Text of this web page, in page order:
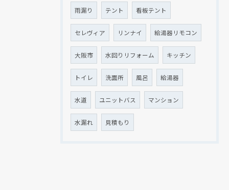
雨漏り テント 看板テント
セレヴィア リンナイ 給湯器リモコン
大阪市 水回りリフォーム キッチン
トイレ 洗面所 風呂 給湯器
水道 ユニットバス マンション
水漏れ 見積もり